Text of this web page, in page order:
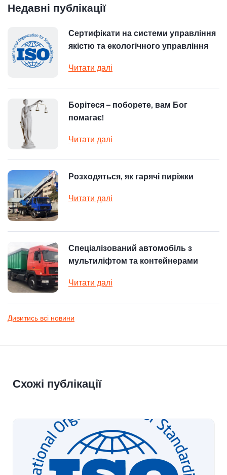
Недавні публікації
Сертифікати на системи управління
якістю та екологічного управління
Читати далі
Борітеся – поборете, вам Бог
помагає!
Читати далі
Розходяться, як гарячі пиріжки
Читати далі
Спеціалізований автомобіль з
мультиліфтом та контейнерами
Читати далі
Дивитись всі новини
Схожі публікації